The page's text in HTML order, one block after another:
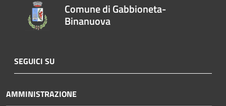
Comune di Gabbioneta-
Binanuova
SEGUICI SU
AMMINISTRAZIONE